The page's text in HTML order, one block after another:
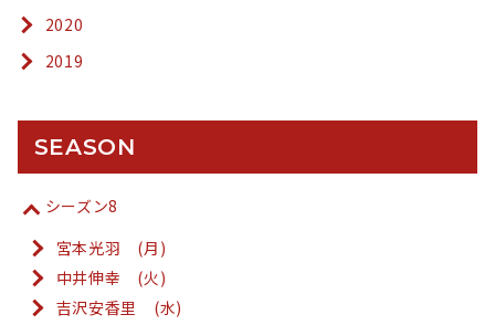
2020
2019
SEASON
シーズン8
宮本光羽 (月)
中井伸幸 (火)
吉沢安香里 (水)